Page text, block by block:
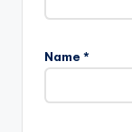
Name *